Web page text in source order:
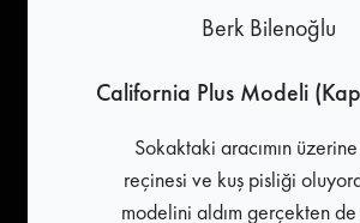
Berk Bilenoğlu
California Plus Modeli
Sokaktaki aracımın
reçinesi ve kuş pisliği
modelini aldım gerçekten de